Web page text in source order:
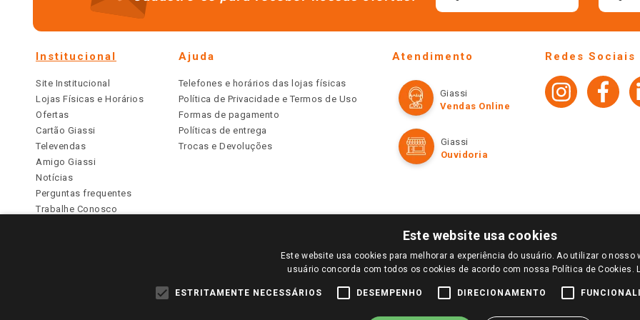
Institucional
Site Institucional
Lojas Físicas e Horários
Ofertas
Cartão Giassi
Televendas
Amigo Giassi
Notícias
Perguntas frequentes
Trabalhe Conosco
Ajuda
Telefones e horários das lojas físicas
Política de Privacidade e Termos de Uso
Formas de pagamento
Políticas de entrega
Trocas e Devoluções
Atendimento
Giassi
Vendas Online
Giassi
Ouvidoria
Redes Sociais
PARA VER OS PREÇOS DA SUA REGIÃO, FAÇA LOGIN E SELECIONE A LOJA DE SUA PREFERÊNCIA. SOMENTE APÓS O LOGIN, OS PREÇOS
TODOS OS PREÇOS E CONDIÇÕES COMERCIAIS DESTE SITE SÃO VÁLIDOS APENAS PARA COMPRAS REALIZADAS NO GIASSI.COM.BR E NA LOJA
DE BUSCAS.
Este website usa cookies
Este website usa cookies para melhorar a experiência do usuário. Ao utilizar o nosso
usuário concorda com todos os cookies de acordo com nossa Política de Cookies.
ESTRITAMENTE NECESSÁRIOS DESEMPENHO DIRECIONAMENTO